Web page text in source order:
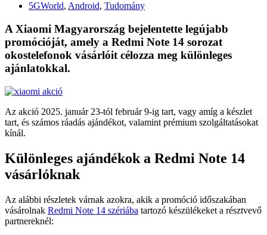
5GWorld, Android, Tudomány
A Xiaomi Magyarország bejelentette legújabb
promócióját, amely a Redmi Note 14 sorozat
okostelefonok vásárlóit célozza meg különleges
ajánlatokkal.
Az akció 2025. január 23-tól február 9-ig tart, vagy amíg a készlet
tart, és számos ráadás ajándékot, valamint prémium szolgáltatásokat
kínál.
Különleges ajándékok a Redmi Note 14
vásárlóknak
Az alábbi részletek várnak azokra, akik a promóció időszakában
vásárolnak Redmi Note 14 szériába tartozó készülékeket a résztvevő
partnereknél: